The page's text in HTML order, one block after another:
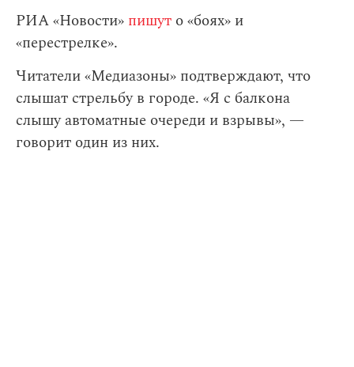
РИА «Новости» пишут о «боях» и
«перестрелке».
Читатели «Медиазоны» подтверждают, что
слышат стрельбу в городе. «Я с балкона
слышу автоматные очереди и взрывы», —
говорит один из них.